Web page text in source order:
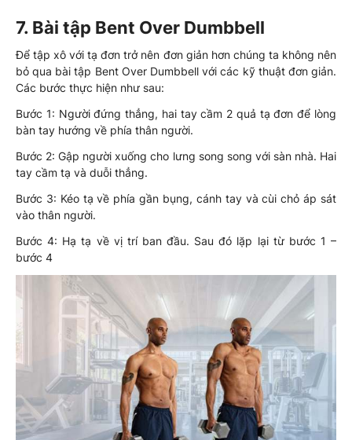
7. Bài tập Bent Over Dumbbell
Để tập xô với tạ đơn trở nên đơn giản hơn chúng ta không nên
bỏ qua bài tập Bent Over Dumbbell với các kỹ thuật đơn giản.
Các bước thực hiện như sau:
Bước 1: Người đứng thẳng, hai tay cầm 2 quả tạ đơn để lòng
bàn tay hướng về phía thân người.
Bước 2: Gập người xuống cho lưng song song với sàn nhà. Hai
tay cầm tạ và duỗi thẳng.
Bước 3: Kéo tạ về phía gần bụng, cánh tay và cùi chỏ áp sát
vào thân người.
Bước 4: Hạ tạ về vị trí ban đầu. Sau đó lặp lại từ bước 1 –
bước 4